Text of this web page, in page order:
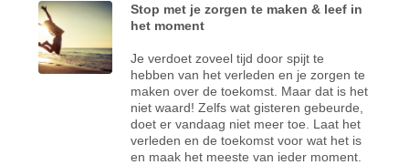
Stop met je zorgen te maken & leef in
het moment
Je verdoet zoveel tijd door spijt te
hebben van het verleden en je zorgen te
maken over de toekomst. Maar dat is het
niet waard! Zelfs wat gisteren gebeurde,
doet er vandaag niet meer toe. Laat het
verleden en de toekomst voor wat het is
en maak het meeste van ieder moment.